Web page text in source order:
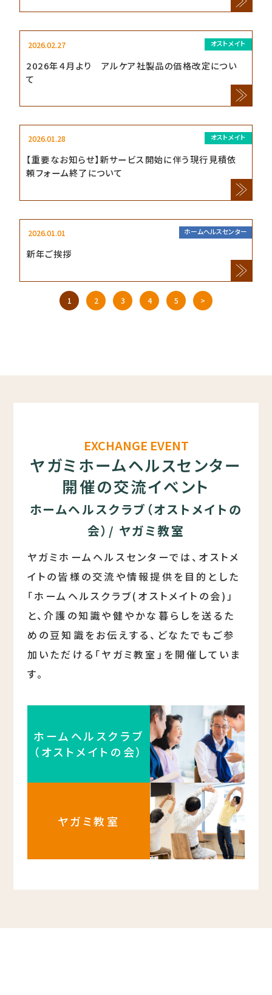
2026.02.27 オストメイト
2026年４月より アルケア社製品の価格改定につい
て
2026.01.28 オストメイト
【重要なお知らせ】新サービス開始に伴う現行見積依
頼フォーム終了について
2026.01.01 ホームヘルスセンター
新年ご挨拶
1 2 3 4 5 >
EXCHANGE EVENT
ヤガミホームヘルスセンター
開催の交流イベント
ホームヘルスクラブ（オストメイトの
会）/ ヤガミ教室
ヤガミホームヘルスセンターでは、オストメ
イトの皆様の交流や情報提供を目的とした
「ホームヘルスクラブ(オストメイトの会)」
と、介護の知識や健やかな暮らしを送るた
めの豆知識をお伝えする、どなたでもご参
加いただける「ヤガミ教室」を開催していま
す。
ホームヘルスクラブ
（オストメイトの会）
ヤガミ教室